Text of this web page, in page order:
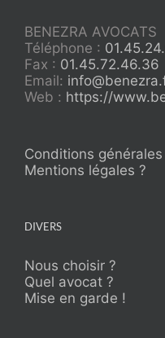
BENEZRA AVOCATS
Téléphone :
Fax : 01.45.72.46.36
Email:
Web : https://
Conditions générales
Mentions légales ?
DIVERS
Nous choisir ?
Quel avocat ?
Mise en garde !